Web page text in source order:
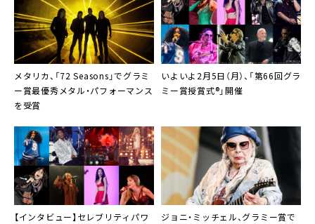
メタリカ、「72 Seasons」でグラミ
ー賞最優秀メタル・パフォーマンス
を受賞
いよいよ2月5日（月）、「第66回グラ
ミー賞授賞式®」開催
【インタビュー】セレブリティパワ
ジョニ・ミッチェル、グラミー賞で